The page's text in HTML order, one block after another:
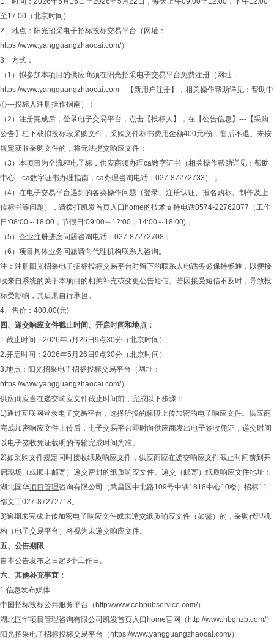
至17:00（北京时间）
2、地点：阳光招采电子招标投标交易平台（网址：
https://www.yangguangzhaocai.com/）
3、方式：
（1）拟参加本项目的供应商须在阳光招采电子交易平台免费注册（网址：
https://www.yangguangzhaocai.com---【新用户注册】，相关操作帮助详见：帮助中
心---投标人注册操作指南）；
（2）注册完成后，登录电子交易平台，点击【投标人】，在【公告信息】---【采购
公告】栏下载拟投标段采购文件，采购文件标书费用金额400元/份，售后不退。未按
规定获取采购文件的，将无法提交响应文件；
（3）本项目为全流程电子标，供应商须办理ca数字证书（相关操作帮助详见：帮助
中心---ca数字证书办理指南，ca办理咨询电话：027-87272733）；
（4）在电子交易平台遇到的各类操作问题（登录、注册认证、报名购标、制作及上
传标书等问题），请拨打凯发首页入口home的技术支持电话0574-22762077（工作
日:08:00～18:00；节假日:09:00～12:00，14:00～18:00)；
（5）企业注册进度问题咨询电话：027-87272708；
（6）项目具体业务问题请向代理机构联系人咨询。
注：注册阳光招采电子招标投标交易平台时留下的联系人电话务必保持畅通，以便接
收来自系统的关于本项目的相关补充或变更公告短信。若因接受短信不及时，导致投
标受影响，其后果自行承担。
4、售价：400.00(元)
四、递交响应文件截止时间、开启时间和地点：
1.截止时间：2026年5月26日9点30分（北京时间）
2.开启时间：2026年5月26日9点30分（北京时间）
3.地点：阳光招采电子招标投标交易平台（网址：
https://www.yangguangzhaocai.com/）
供应商应当在递交响应文件截止时间前，完成以下步骤：
1)通过互联网登录电子交易平台，选择所投的标段上传加密的电子响应文件。供应商
完成加密响应文件上传后，电子交易平台即时向供应商发出电子签收凭证，递交时间
以电子签收凭证载明的传输完成时间为准。
2)如采购文件规定同时接收纸质响应文件，供应商应在递交响应文件截止时间前到开
启现场（或顺丰邮寄）递交密封的纸质响应文件。递交（邮寄）纸质响应文件地址：
湖北国华项目管理咨询有限公司（武昌区中北路109号中铁1818中心10楼）招标11
部文工027-87272718。
3)逾期未完成上传加密电子响应文件或未递交纸质响应文件（如需）的，采购代理机
构（电子交易平台）将视为未递交响应文件。
五、公告期限
自本公告发布之日起3个工作日。
六、其他补充事宜：
1.信息发布媒体
中国招标投标公共服务平台（http://www.cebpubservice.com/）
湖北国华项目管理咨询有限公司凯发首页入口home官网（http://www.hbghzb.com/）
阳光招采电子招标投标交易平台（https://www.yangguangzhaocai.com/）